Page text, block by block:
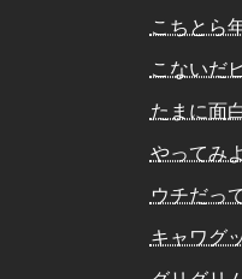
こちとら
こないだ
たまに面
やってみ
ウチだっ
キャワグ